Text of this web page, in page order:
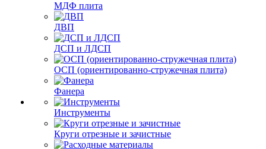
МДФ плита
ДВП
ДСП и ЛДСП
ОСП (ориентированно-стружечная плита)
Фанера
Инструменты
Круги отрезные и зачистные